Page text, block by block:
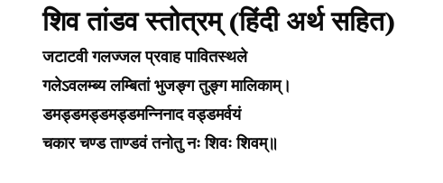
शिव तांडव स्तोत्रम् (हिंदी अर्थ सहित)
जटाटवी गलज्जल प्रवाह पावितस्थले
गलेऽवलम्ब्य लम्बितां भुजङ्ग तुङ्ग मालिकाम्।
डमड्डमड्डमड्डमन्निनाद वड्डमर्वयं
चकार चण्ड ताण्डवं तनोतु नः शिवः शिवम्॥